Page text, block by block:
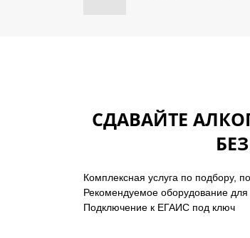
СДАВАЙТЕ
Комплексная услуга по подбору,
Рекомендуемое оборудование
Подключение к ЕГАИС под ключ